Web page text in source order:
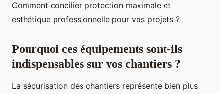
Comment concilier protection maximale et
esthétique professionnelle pour vos projets ?
Pourquoi ces équipements sont-ils
indispensables sur vos chantiers ?
La sécurisation des chantiers représente bien plus